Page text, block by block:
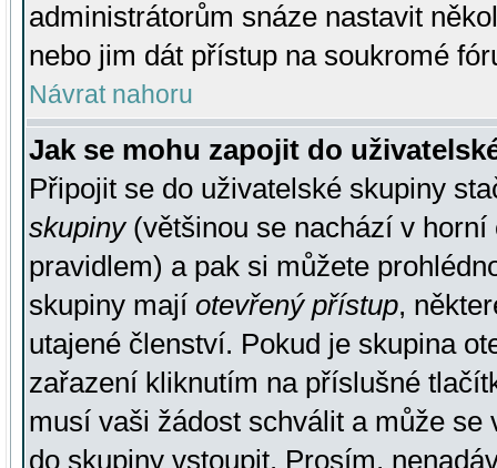
administrátorům snáze nastavit
nebo jim dát přístup na soukromé
Návrat nahoru
Jak se mohu zapojit do
Připojit se do uživatelské skupiny
skupiny(většinou se nachází v horní
pravidlem) a pak si můžete
skupiny mají otevřený přístup,
utajené členství. Pokud je skupina
zařazení kliknutím na příslušné
musí vaši žádost schválit a může se
do skupiny vstoupit. Prosím,